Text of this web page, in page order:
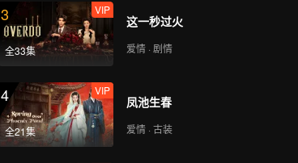
3
全33集
VIP
这一秒过火
爱情 · 剧情
4
全21集
VIP
凤池生春
爱情 · 古装